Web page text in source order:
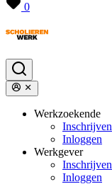
0
Werkzoekende
Inschrijven
Inloggen
Werkgever
Inschrijven
Inloggen